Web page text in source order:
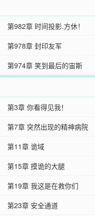
第982章 时间投影.方休！
第978章 封印友军
第974章 笑到最后的宙斯
第3章 你看得见我！
第7章 突然出现的精神病院
第11章 诡域
第15章 摸诡的大腿
第19章 我这是在救你们
第23章 安全通道